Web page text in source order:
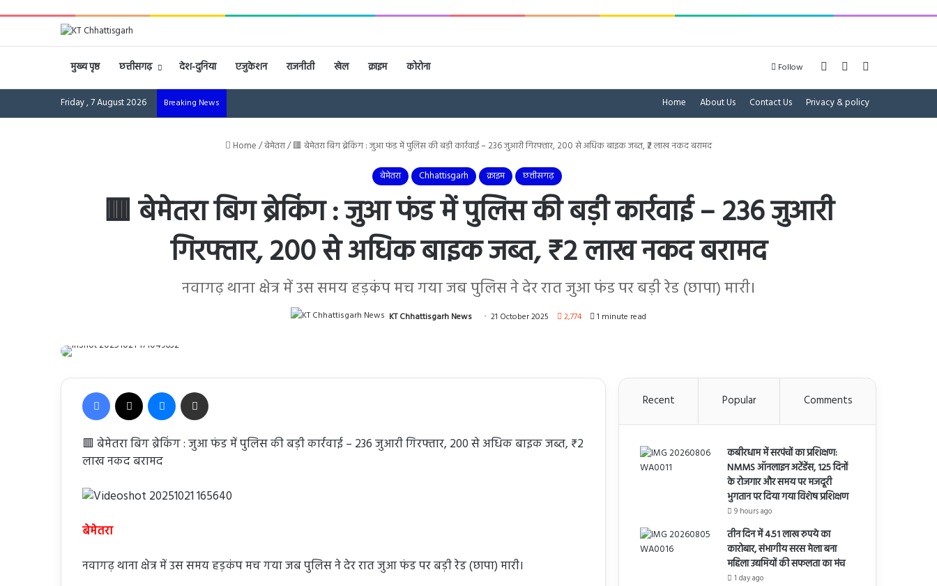
मुख्य पृष्ठ छत्तीसगढ़ देश-दुनिया एजुकेशन राजनीती खेल क्राइम कोरोना Follow Log In Sidebar
Friday , 7 August 2026 Breaking News Home About Us Contact Us Privacy & policy
Home/बेमेतरा/🟥 बेमेतरा बिग ब्रेकिंग : जुआ फंड में पुलिस की बड़ी कार्रवाई – 236 जुआरी गिरफ्तार, 200 से अधिक बाइक जब्त, ₹2 लाख नकद बरामद
बेमेतरा Chhattisgarh क्राइम छत्तीसगढ़
🟥 बेमेतरा बिग ब्रेकिंग : जुआ फंड में पुलिस की बड़ी कार्रवाई – 236 जुआरी
गिरफ्तार, 200 से अधिक बाइक जब्त, ₹2 लाख नकद बरामद
नवागढ़ थाना क्षेत्र में उस समय हड़कंप मच गया जब पुलिस ने देर रात जुआ फंड पर बड़ी रेड (छापा) मारी।
KT Chhattisgarh News 21 October 2025 2,774 1 minute read
Facebook Messenger
🟥 बेमेतरा बिग ब्रेकिंग : जुआ फंड में पुलिस की बड़ी कार्रवाई – 236 जुआरी गिरफ्तार, 200 से अधिक बाइक जब्त, ₹2
लाख नकद बरामद
बेमेतरा
नवागढ़ थाना क्षेत्र में उस समय हड़कंप मच गया जब पुलिस ने देर रात जुआ फंड पर बड़ी रेड (छापा) मारी।
Recent Popular Comments
कबीरधाम में सरपंचों का प्रशिक्षण:
NMMS ऑनलाइन अटेंडेंस, 125 दिनों
के रोजगार और समय पर मजदूरी
भुगतान पर दिया गया विशेष प्रशिक्षण
9 hours ago
तीन दिन में 4.51 लाख रुपये का
कारोबार, संभागीय सरस मेला बना
महिला उद्यमियों की सफलता का मंच
1 day ago